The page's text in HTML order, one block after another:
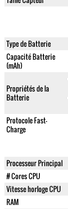
Type de Batterie
Capacité Batterie
(mAh)
Propriétés de la
Batterie
Protocole Fast-
Charge
Processeur Principal
# Cores CPU
Vitesse horloge CPU
RAM